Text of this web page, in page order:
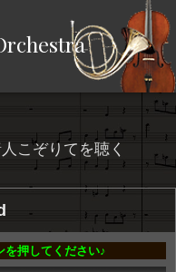
こぞりてを聴く
を押してください♪